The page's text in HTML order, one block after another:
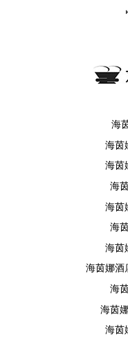
海
海茵
海茵
海
海茵
海
海茵
海茵娜酒
海
海茵
海茵